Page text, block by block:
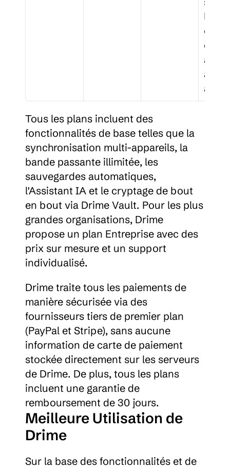
la
é,
ation
Tous les plans incluent des
fonctionnalités de base telles que la
synchronisation multi-appareils, la
bande passante illimitée, les
sauvegardes automatiques,
l'Assistant IA et le cryptage de bout
en bout via Drime Vault. Pour les plus
grandes organisations, Drime
propose un plan Entreprise avec des
prix sur mesure et un support
individualisé.
Drime traite tous les paiements de
manière sécurisée via des
fournisseurs tiers de premier plan
(PayPal et Stripe), sans aucune
information de carte de paiement
stockée directement sur les serveurs
de Drime. De plus, tous les plans
incluent une garantie de
remboursement de 30 jours.
Meilleure Utilisation de
Drime
Sur la base des fonctionnalités et de